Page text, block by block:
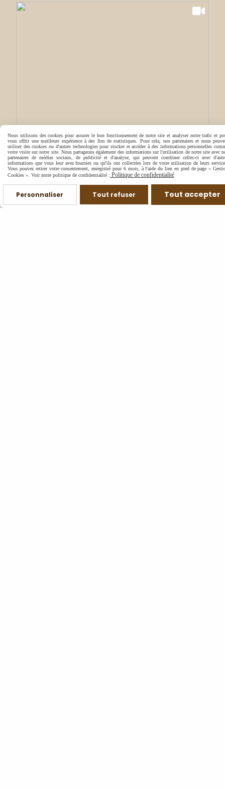
Nous utilisons des cookies pour assurer le bon fonctionnement de notre site et analyser notre trafic et
vous offrir une meilleure expérience à des fins de statistiques. Pour cela, nos partenaires et nous
utiliser des cookies ou d'autres technologies pour stocker et accéder à des informations personnelles
votre visite sur notre site. Nous partageons également des informations sur l'utilisation de notre site avec
partenaires de médias sociaux, de publicité et d'analyse, qui peuvent combiner celles-ci avec
informations que vous leur avez fournies ou qu'ils ont collectées lors de votre utilisation de leurs
Vous pouvez retirer votre consentement, enregistré pour 6 mois, à l'aide du lien en pied de page «
Cookies ». Voir notre politique de confidentialité : Politique de confidentialité
Personnaliser Tout refuser Tout accepter